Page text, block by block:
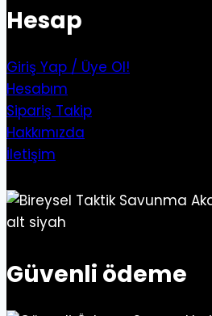
Hesap
Giriş Yap / Üye Ol!
Hesabım
Sipariş Takip
Hakkımızda
İletişim
Güvenli ödeme